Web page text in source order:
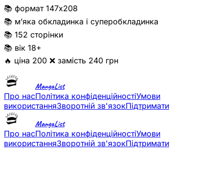
📚 формат 147х208
📚 м’яка обкладинка і суперобкладинка
📚 152 сторінки
📚 вік 18+
🔥 ціна 200 ❌ замість 240 грн
MangaList
Про насПолітика конфіденційностіУмови
використанняЗворотній зв'язокПідтримати
MangaList
Про насПолітика конфіденційностіУмови
використанняЗворотній зв'язокПідтримати